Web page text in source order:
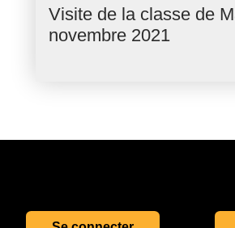
Visite de la classe de
novembre 2021